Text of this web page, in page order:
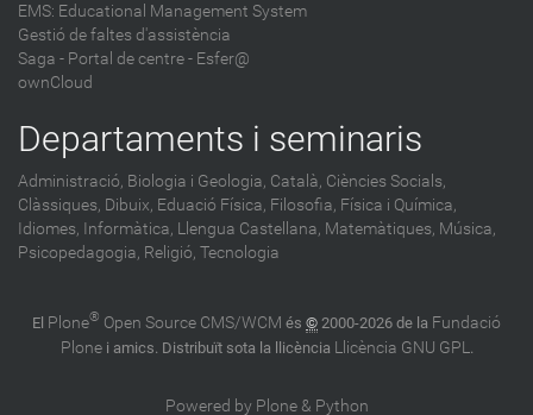
EMS: Educational Management System
Gestió de faltes d'assistència
Saga - Portal de centre - Esfer@
ownCloud
Departaments i seminaris
Administració, Biologia i Geologia, Català, Ciències Socials,
Clàssiques, Dibuix, Eduació Física, Filosofia, Física i Química,
Idiomes, Informàtica, Llengua Castellana, Matemàtiques, Música,
Psicopedagogia, Religió, Tecnologia
El Plone® Open Source CMS/WCM és © 2000-2026 de la Fundació
Plonei amics. Distribuït sota la llicència Llicència GNU GPL.
Powered by Plone & Python